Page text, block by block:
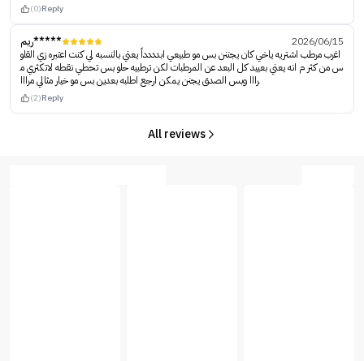
(0)Reply
ريم*****
2026/06/15
اغرب مرطب اشتريه ياخي كان يجننن بس مو طبيعي ابدددداً يعني بالنسبه لي كنت اعتبره زي القلو
س من كثر م انه يعني بعييد كل البعد عن المرطبات لكن ترطبيه حلو بس تحطي نقطه لاتكثري م
رااا وبس الصدق يجنن يمكن ارجع اطلبه بعدين بس مو خيار مثالي مرااا
(2)Reply
All reviews